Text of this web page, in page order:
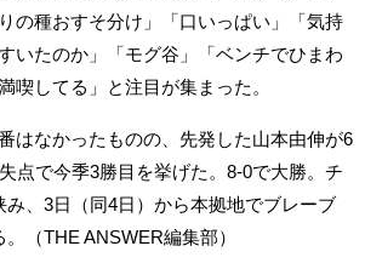
の種おすそ分け」「口いっぱい」「気持
いたのか」「モグ谷」「ベンチでひまわ
喫してる」と注目が集まった。
はなかったものの、先発した山本由伸が6
点で今季3勝目を挙げた。8-0で大勝。チ
み、3日（同4日）から本拠地でブレーブ
（THE ANSWER編集部）